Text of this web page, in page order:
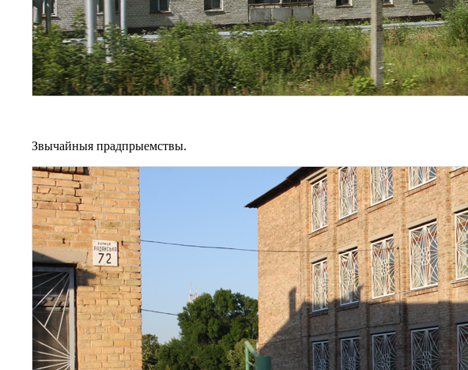
Звычайныя прадпрыемствы.